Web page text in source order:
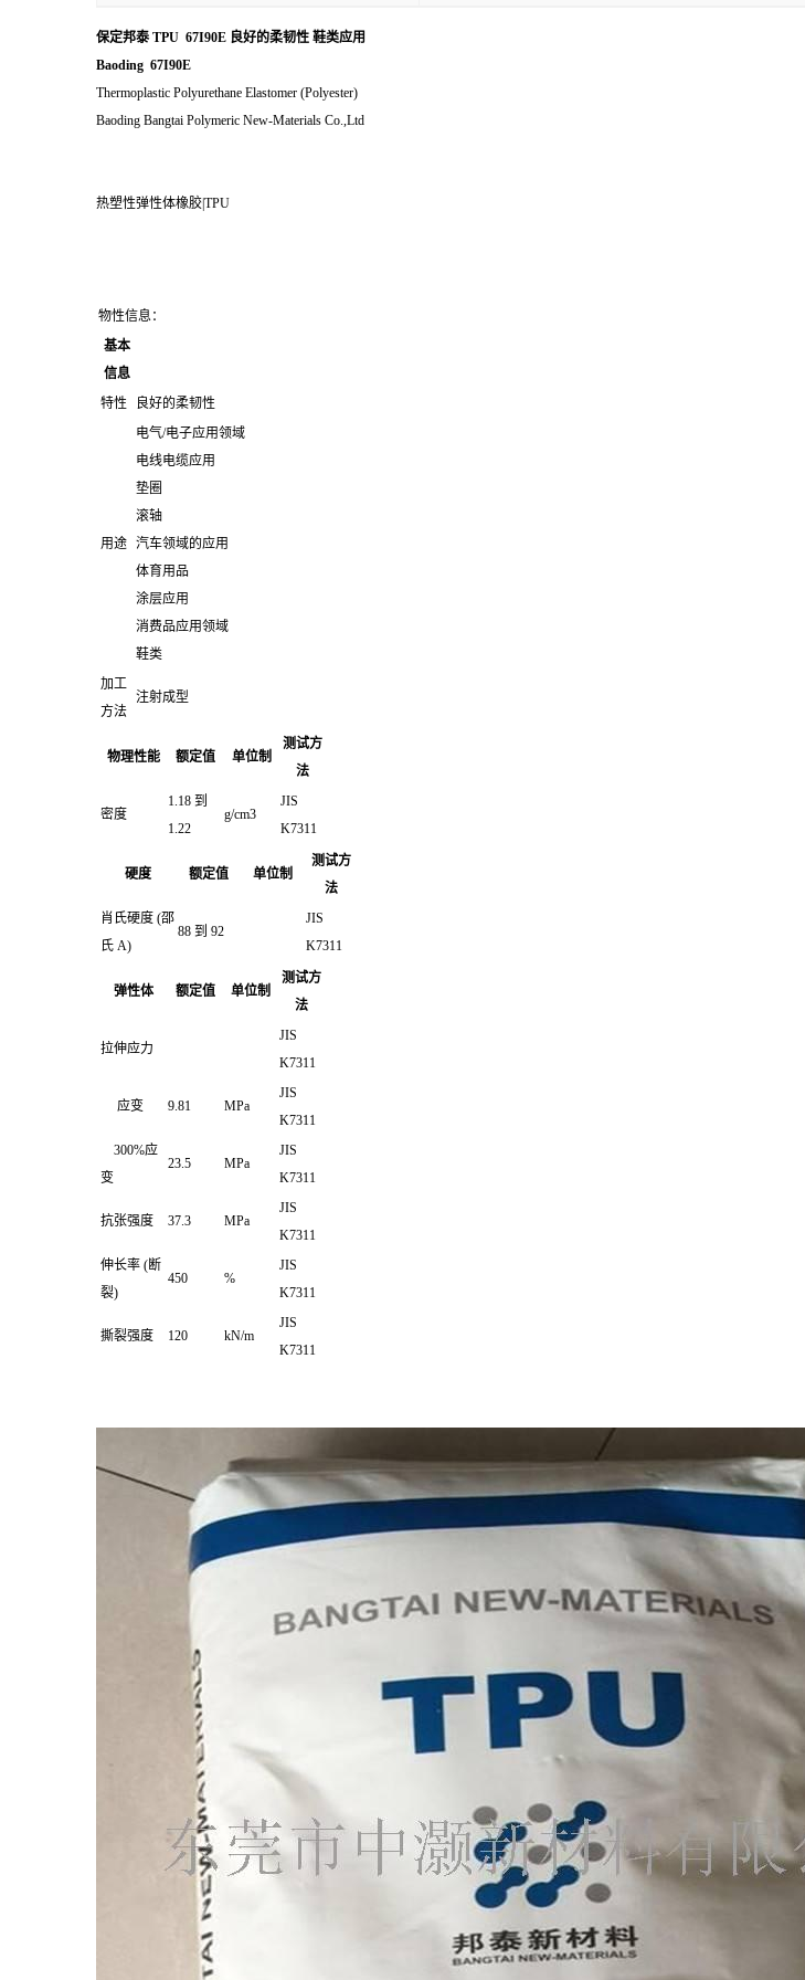
保定邦泰 TPU 67I90E 良好的柔韧性 鞋类应用
Baoding 67I90E
Thermoplastic Polyurethane Elastomer (Polyester)
Baoding Bangtai Polymeric New-Materials Co.,Ltd
热塑性弹性体橡胶|TPU
物性信息：
基本
信息
特性
良好的柔韧性
用途
电气/电子应用领域
电线电缆应用
垫圈
滚轴
汽车领域的应用
体育用品
涂层应用
消费品应用领域
鞋类
加工
方法
注射成型
物理性能 额定值 单位制
测试方
法
密度
1.18 到
1.22
g/cm3
JIS
K7311
硬度 额定值 单位制
测试方
法
肖氏硬度 (邵
氏 A)
88 到 92
JIS
K7311
弹性体 额定值 单位制
测试方
法
拉伸应力
JIS
K7311
应变 9.81 MPa
JIS
K7311
300%应
变
23.5 MPa
JIS
K7311
抗张强度 37.3 MPa
JIS
K7311
伸长率 (断
裂)
450 %
JIS
K7311
撕裂强度 120 kN/m
JIS
K7311